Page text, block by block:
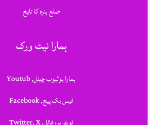
ضلع ہنزہ کا تایخ
ہمارا نیٹ ورک
ہمارا یوٹیوب چینل, Youtub
فیس بک پیج, Facebook